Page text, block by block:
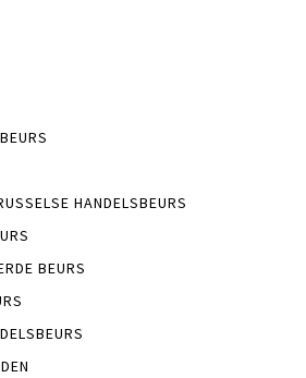
HANDELSBEURS
BEURS